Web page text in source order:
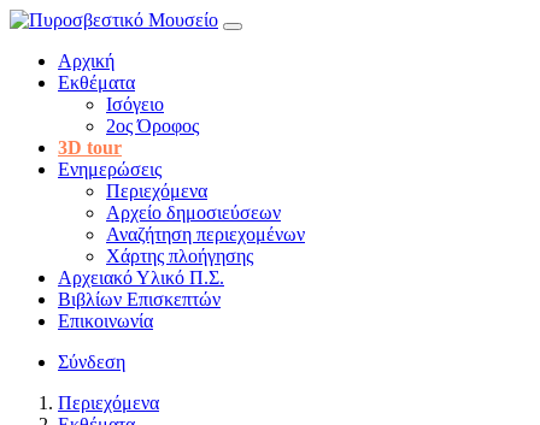
Αρχική
Εκθέματα
Ισόγειο
2ος Όροφος
3D tour
Ενημερώσεις
Περιεχόμενα
Αρχείο δημοσιεύσεων
Αναζήτηση περιεχομένων
Χάρτης πλοήγησης
Αρχειακό Υλικό Π.Σ.
Βιβλίων Επισκεπτών
Επικοινωνία
Σύνδεση
Περιεχόμενα